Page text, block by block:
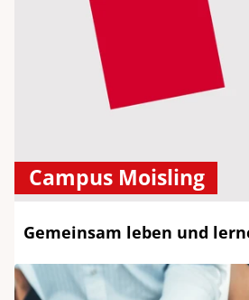
Campus Moisling
Gemeinsam leben und